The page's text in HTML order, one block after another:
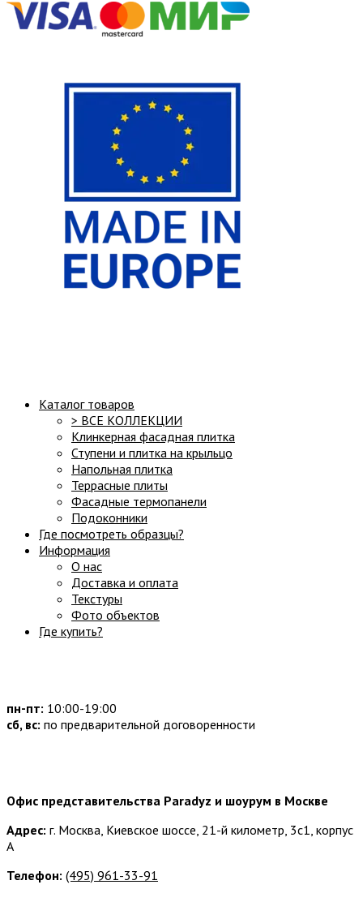
Каталог товаров
> ВСЕ КОЛЛЕКЦИИ
Клинкерная фасадная плитка
Ступени и плитка на крыльцо
Напольная плитка
Террасные плиты
Фасадные термопанели
Подоконники
Где посмотреть образцы?
Информация
О нас
Доставка и оплата
Текстуры
Фото объектов
Где купить?
пн-пт: 10:00-19:00
сб, вс: по предварительной договоренности
Офис представительства Paradyz и шоурум в Москве
Адрес: г. Москва, Киевское шоссе, 21-й километр, 3с1, корпус
А
Телефон: (495) 961-33-91